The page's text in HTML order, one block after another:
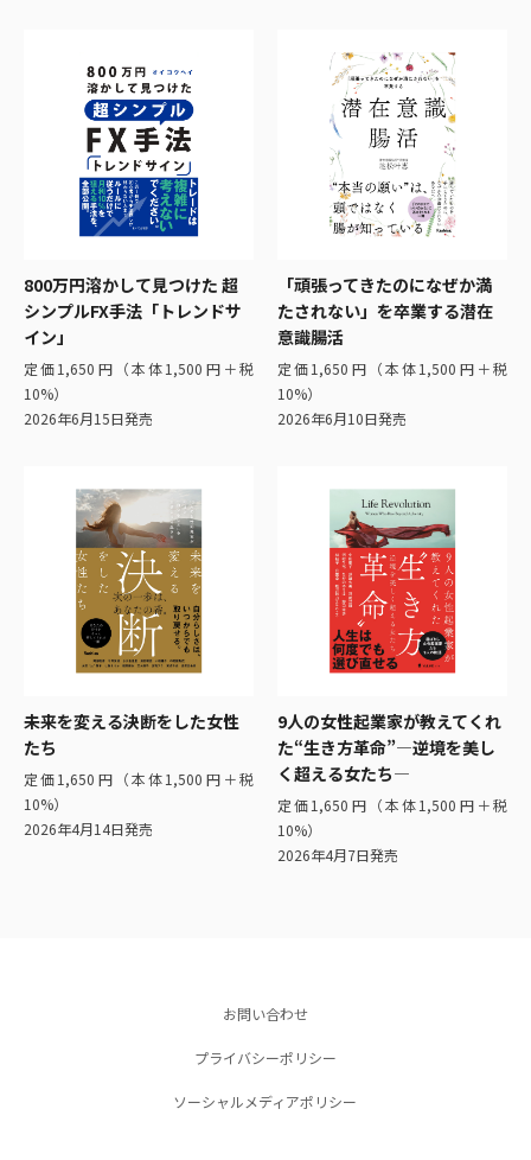
800万円溶かして見つけた 超
シンプルFX手法「トレンドサ
イン」
定価1,650円（本体1,500円＋税
10%）
2026年6月15日発売
「頑張ってきたのになぜか満
たされない」を卒業する潜在
意識腸活
定価1,650円（本体1,500円＋税
10%）
2026年6月10日発売
未来を変える決断をした女性
たち
定価1,650円（本体1,500円＋税
10%）
2026年4月14日発売
9人の女性起業家が教えてくれ
た“生き方革命”―逆境を美し
く超える女たち―
定価1,650円（本体1,500円＋税
10%）
2026年4月7日発売
お問い合わせ
プライバシーポリシー
ソーシャルメディアポリシー